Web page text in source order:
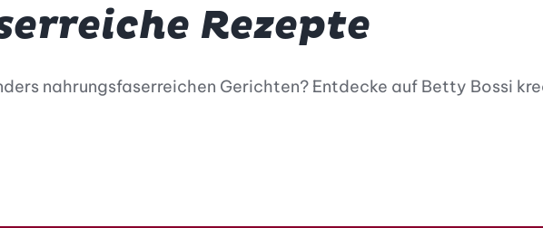
Rezepte
nahrungsfaserreichen Gerichten? Entdecke auf Betty Bossi